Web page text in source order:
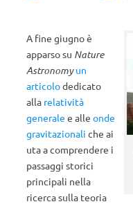
A fine giugno è
apparso su Nature
Astronomy un
articolodedicato
alla relatività
generale e alle onde
gravitazionali che ai
uta a comprendere i
passaggi storici
principali nella
ricerca sulla teoria